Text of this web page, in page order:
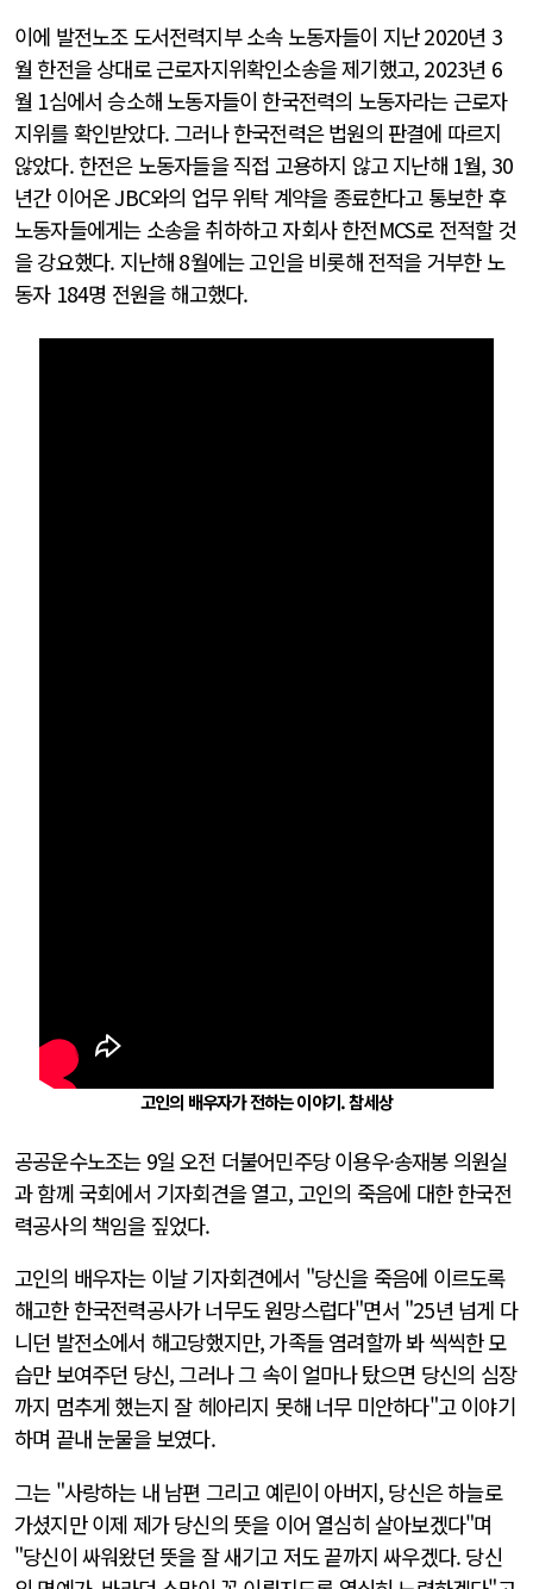
이에 발전노조 도서전력지부 소속 노동자들이 지난 2020년 3
월 한전을 상대로 근로자지위확인소송을 제기했고, 2023년 6
월 1심에서 승소해 노동자들이 한국전력의 노동자라는 근로자
지위를 확인받았다. 그러나 한국전력은 법원의 판결에 따르지
않았다. 한전은 노동자들을 직접 고용하지 않고 지난해 1월, 30
년간 이어온 JBC와의 업무 위탁 계약을 종료한다고 통보한 후
노동자들에게는 소송을 취하하고 자회사 한전MCS로 전적할 것
을 강요했다. 지난해 8월에는 고인을 비롯해 전적을 거부한 노
동자 184명 전원을 해고했다.
고인의 배우자가 전하는 이야기. 참세상
공공운수노조는 9일 오전 더불어민주당 이용우·송재봉 의원실
과 함께 국회에서 기자회견을 열고, 고인의 죽음에 대한 한국전
력공사의 책임을 짚었다.
고인의 배우자는 이날 기자회견에서 "당신을 죽음에 이르도록
해고한 한국전력공사가 너무도 원망스럽다"면서 "25년 넘게 다
니던 발전소에서 해고당했지만, 가족들 염려할까 봐 씩씩한 모
습만 보여주던 당신, 그러나 그 속이 얼마나 탔으면 당신의 심장
까지 멈추게 했는지 잘 헤아리지 못해 너무 미안하다"고 이야기
하며 끝내 눈물을 보였다.
그는 "사랑하는 내 남편 그리고 예린이 아버지, 당신은 하늘로
가셨지만 이제 제가 당신의 뜻을 이어 열심히 살아보겠다"며
"당신이 싸워왔던 뜻을 잘 새기고 저도 끝까지 싸우겠다. 당신